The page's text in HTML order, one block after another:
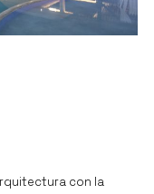
con la